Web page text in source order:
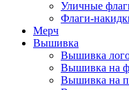
Уличные
Флаги-
Мерч
Вышивка
Вышивка
Вышивка на
Вышивка на